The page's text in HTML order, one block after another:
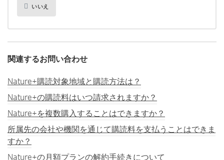
いいえ
関連するお問い合わせ
Nature+購読対象地域と購読方法は？
Nature+の購読料はいつ請求されますか？
Nature+を複数購入することはできますか？
所属先の会社や機関を通じて購読料を支払うことはできま
すか？
Nature+の月額プランの解約手続きについて